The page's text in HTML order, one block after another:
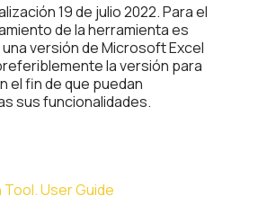
19 de julio 2022. Para el
de la herramienta es
versión de Microsoft Excel
la versión para
el fin de que puedan
sus funcionalidades.
User Guide